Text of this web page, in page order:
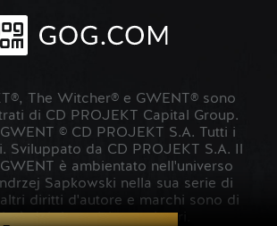
The Witcher® e GWENT® sono
di CD PROJEKT Capital Group.
© CD PROJEKT S.A. Tutti i
Sviluppato da CD PROJEKT S.A. Il
è ambientato nell'universo
Sapkowski nella sua serie di
diritti d'autore e marchi sono di
dei rispettivi proprietari.